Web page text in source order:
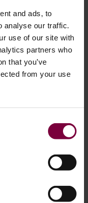
and ads, to
analyse our traffic.
use of our site with
partners who
that you’ve
from your use
yaygındır,
bu da
zarar verebilir
karmaşa ve